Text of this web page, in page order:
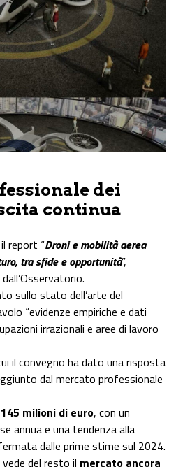
dei
continua
report “Droni e mobilità aerea
tra sfide e opportunità”,
sullo stato dell’arte del
“evidenze empiriche e dati
irrazionali e aree di lavoro
il convegno ha dato una risposta
dal mercato professionale
145 milioni di euro, con un
annua e una tendenza alla
dalle prime stime sul 2024.
vede del resto il mercato ancora